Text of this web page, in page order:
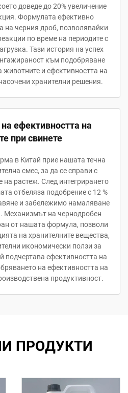
доведе до 20% увеличение
Формулата ефективно
на черния дроб, позволявайки
по време на периодите с
Тази история на успех
към подобряване
животните и ефективността на
хранителни решения.
ефективността на
при свинете
в Китай прие нашата течна
смес, за да се справи с
на растеж. След интегрирането
отбеляза подобрение с 12 %
и забележимо намаляване
Механизмът на чернодробен
от нашата формула, позволи
на хранителните вещества,
икономически ползи за
подчертава ефективността на
на ефективността на
продуктивност.
ПРОДУКТИ